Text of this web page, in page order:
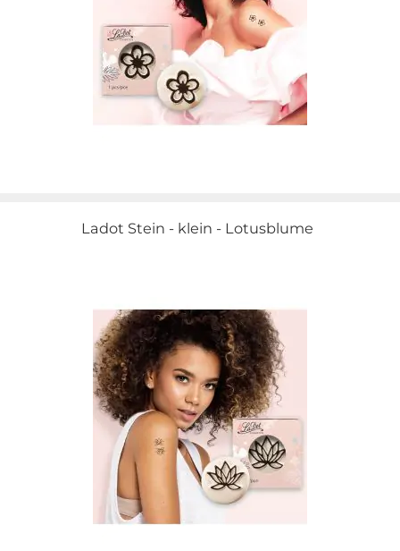
Ladot Stein - klein - Lotusblume